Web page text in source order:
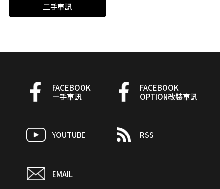
二手車訊
FACEBOOK
一手車訊
FACEBOOK
OPTION改裝車訊
YOUTUBE RSS
EMAIL